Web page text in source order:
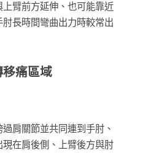
臂前方延伸、也可能靠近
長時間彎曲出力時較常出
痛區域
肩關節並共同連到手肘、
在肩後側、上臂後方與肘